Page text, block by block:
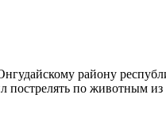
району
пострелять по животным из